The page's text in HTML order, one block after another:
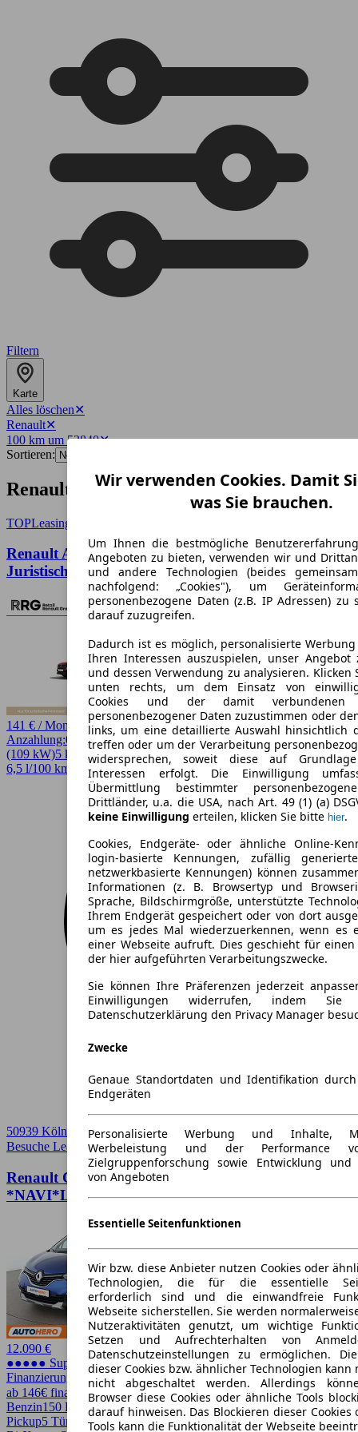
Wir verwenden Cookies. Damit
was Sie brauchen.
Um Ihnen die bestmögliche
Angeboten zu bieten, verwenden wir und
und andere Technologien (beides
nachfolgend: „Cookies"), um
personenbezogene Daten (z.B. IP Adressen) zu
darauf zuzugreifen.
Dadurch ist es möglich, personalisierte
Ihren Interessen auszuspielen, unser Angebot
und dessen Verwendung zu analysieren. Klicken
unten rechts, um dem Einsatz von
Cookies und der damit verbundenen
personenbezogener Daten zuzustimmen oder
links, um eine detaillierte Auswahl hinsichtlich
treffen oder um der Verarbeitung
widersprechen, soweit diese auf
Interessen erfolgt. Die Einwilligung
Übermittlung bestimmter
Drittländer, u.a. die USA, nach Art. 49 (1) (a)
keine Einwilligung erteilen, klicken Sie bitte hier.
Cookies, Endgeräte- oder ähnliche Online-
login-basierte Kennungen, zufällig
netzwerkbasierte Kennungen) können
Informationen (z. B. Browsertyp und
Sprache, Bildschirmgröße, unterstützte
Ihrem Endgerät gespeichert oder von dort
um es jedes Mal wiederzuerkennen, wenn es
einer Webseite aufruft. Dies geschieht für
der hier aufgeführten Verarbeitungszwecke.
Sie können Ihre Präferenzen jederzeit
Einwilligungen widerrufen, indem
Datenschutzerklärung den Privacy Manager
Zwecke
Genaue Standortdaten und Identifikation
Endgeräten
Personalisierte Werbung und Inhalte,
Werbeleistung und der Performance
Zielgruppenforschung sowie Entwicklung und
von Angeboten
Essentielle Seitenfunktionen
Wir bzw. diese Anbieter nutzen Cookies oder
Technologien, die für die essentielle
erforderlich sind und die einwandfreie
Webseite sicherstellen. Sie werden
Nutzeraktivitäten genutzt, um wichtige
Setzen und Aufrechterhalten von
Datenschutzeinstellungen zu ermöglichen.
dieser Cookies bzw. ähnlicher Technologien kann
nicht abgeschaltet werden. Allerdings
Browser diese Cookies oder ähnliche Tools
darauf hinweisen. Das Blockieren dieser
Tools kann die Funktionalität der Webseite
Filtern
Karte
Alles löschen✕
Renault✕
100 km um 53840✕
Sortieren:
Renault-Angebote in Troisdorf
TOPLeasing
Renault Austral Evolution Mild Hybrid 150 nur
Juristisch
141 € / Monat
Anzahlung:0,00 €Laufzeit:36 Monate km/Jahr:5.000Andere148 PS
(109 kW)5 km EZ 08/2026 AutomatikLimousine4 Türen
6,5 l/100 km (komb.)* · 148 g/km CO2* · CO2-Klasse E
50939 Köln
Besuche Leasingmarkt➚
Renault Captur 1.3 TCe Version S
*NAVI*LED*PDC*SHZ*TEMPO*
12.090 €
●●●●● Super Preis
Finanzierung möglich
ab 146€ finanzieren ↗
Benzin150 PS (110 kW)55.570 km EZ 03/2019SchaltgetriebeSUV /
Pickup5 Türen